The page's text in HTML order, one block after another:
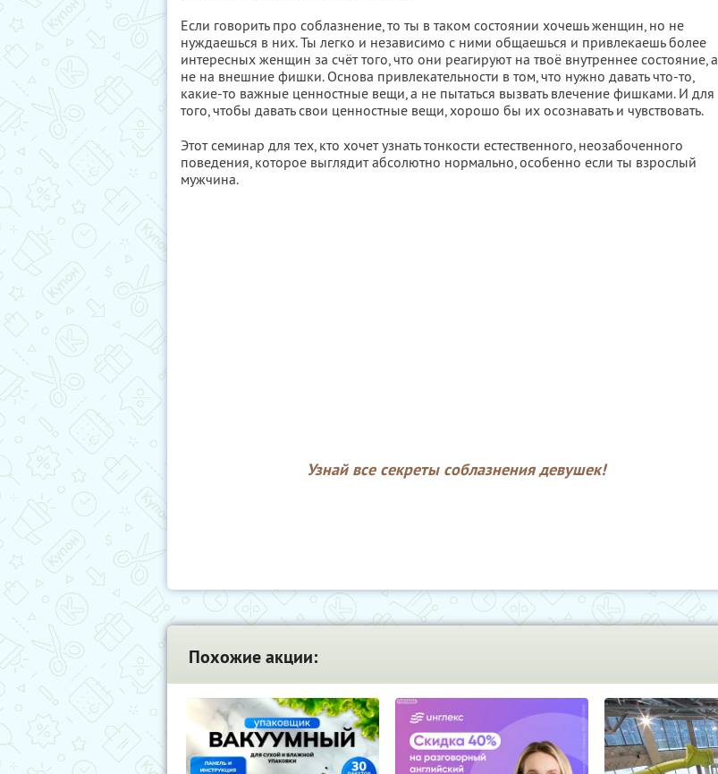
Если говорить про соблазнение, то ты в таком состоянии хочешь женщин, но не
нуждаешься в них. Ты легко и независимо с ними общаешься и привлекаешь более
интересных женщин за счёт того, что они реагируют на твоё внутреннее состояние, а
не на внешние фишки. Основа привлекательности в том, что нужно давать что-то,
какие-то важные ценностные вещи, а не пытаться вызвать влечение фишками. И для
того, чтобы давать свои ценностные вещи, хорошо бы их осознавать и чувствовать.
Этот семинар для тех, кто хочет узнать тонкости естественного, неозабоченного
поведения, которое выглядит абсолютно нормально, особенно если ты взрослый
мужчина.
Узнай все секреты соблазнения девушек!
Похожие акции: